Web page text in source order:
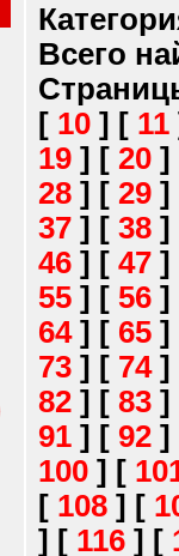
Всего
[ 10 ] [ 11
19 ] [ 20 ]
28 ] [ 29 ]
37 ] [ 38 ]
46 ] [ 47 ]
55 ] [ 56 ]
64] [ 65 ]
73 ] [ 74]
82 ] [ 83 ]
91 ] [ 92 ]
100 ] [
[ 108 ] [
] [ 116 ] [